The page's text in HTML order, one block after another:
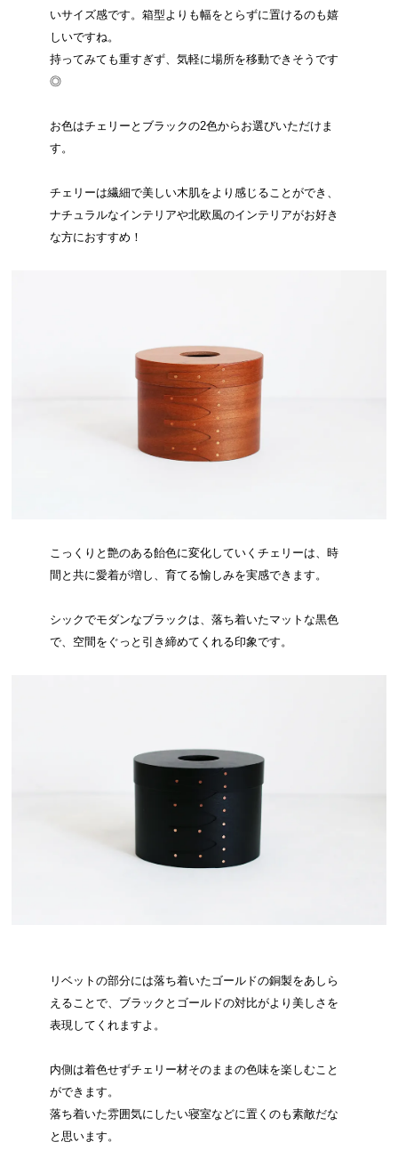
いサイズ感です。箱型よりも幅をとらずに置けるのも嬉
しいですね。
持ってみても重すぎず、気軽に場所を移動できそうです
◎
お色はチェリーとブラックの2色からお選びいただけま
す。
チェリーは繊細で美しい木肌をより感じることができ、
ナチュラルなインテリアや北欧風のインテリアがお好き
な方におすすめ！
こっくりと艶のある飴色に変化していくチェリーは、時
間と共に愛着が増し、育てる愉しみを実感できます。
シックでモダンなブラックは、落ち着いたマットな黒色
で、空間をぐっと引き締めてくれる印象です。
リベットの部分には落ち着いたゴールドの銅製をあしら
えることで、ブラックとゴールドの対比がより美しさを
表現してくれますよ。
内側は着色せずチェリー材そのままの色味を楽しむこと
ができます。
落ち着いた雰囲気にしたい寝室などに置くのも素敵だな
と思います。